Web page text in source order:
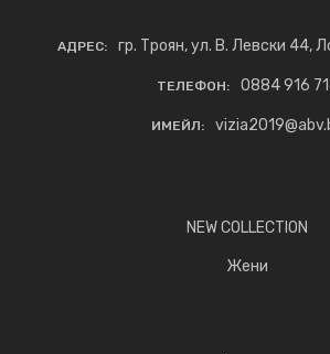
АДРЕС: гр. Троян, ул. В. Левски 44,
ТЕЛЕФОН: 0884 916
ИМЕЙЛ:
NEW COLLECTION
Жени